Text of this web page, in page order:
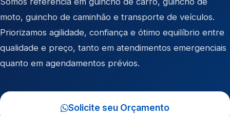
moto, guincho de caminhão e transporte de veículos.
Priorizamos agilidade, confiança e ótimo equilíbrio entre
qualidade e preço, tanto em atendimentos emergenciais
quanto em agendamentos prévios.
Solicite seu Orçamento